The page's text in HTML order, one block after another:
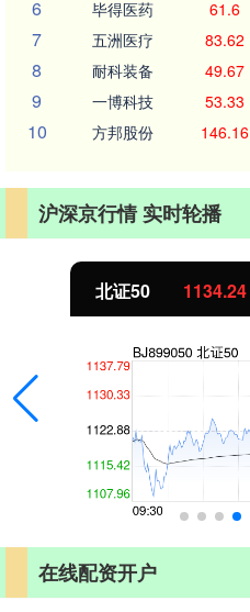
6 毕得医药 61.6
7 五洲医疗 83.62
8 耐科装备 49.67
9 一博科技 53.33
10 方邦股份 146.16
沪深京行情 实时轮播
北证50 1134.24
在线配资开户